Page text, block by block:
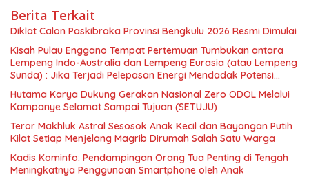
Berita Terkait
Diklat Calon Paskibraka Provinsi Bengkulu 2026 Resmi Dimulai
Kisah Pulau Enggano Tempat Pertemuan Tumbukan antara
Lempeng Indo-Australia dan Lempeng Eurasia (atau Lempeng
Sunda) : Jika Terjadi Pelepasan Energi Mendadak Potensi
Gempa 8.4 SR dan Picu Tsunami 15 Meter
Hutama Karya Dukung Gerakan Nasional Zero ODOL Melalui
Kampanye Selamat Sampai Tujuan (SETUJU)
Teror Makhluk Astral Sesosok Anak Kecil dan Bayangan Putih
Kilat Setiap Menjelang Magrib Dirumah Salah Satu Warga
Kadis Kominfo: Pendampingan Orang Tua Penting di Tengah
Meningkatnya Penggunaan Smartphone oleh Anak